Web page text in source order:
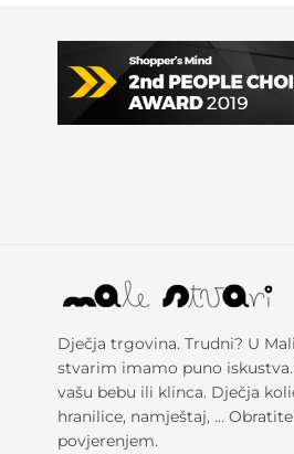
Dječja trgovina. Trudni? U
stvarim imamo puno iskustva.
vašu bebu ili klinca. Dječja
hranilice, namještaj, …
povjerenjem.